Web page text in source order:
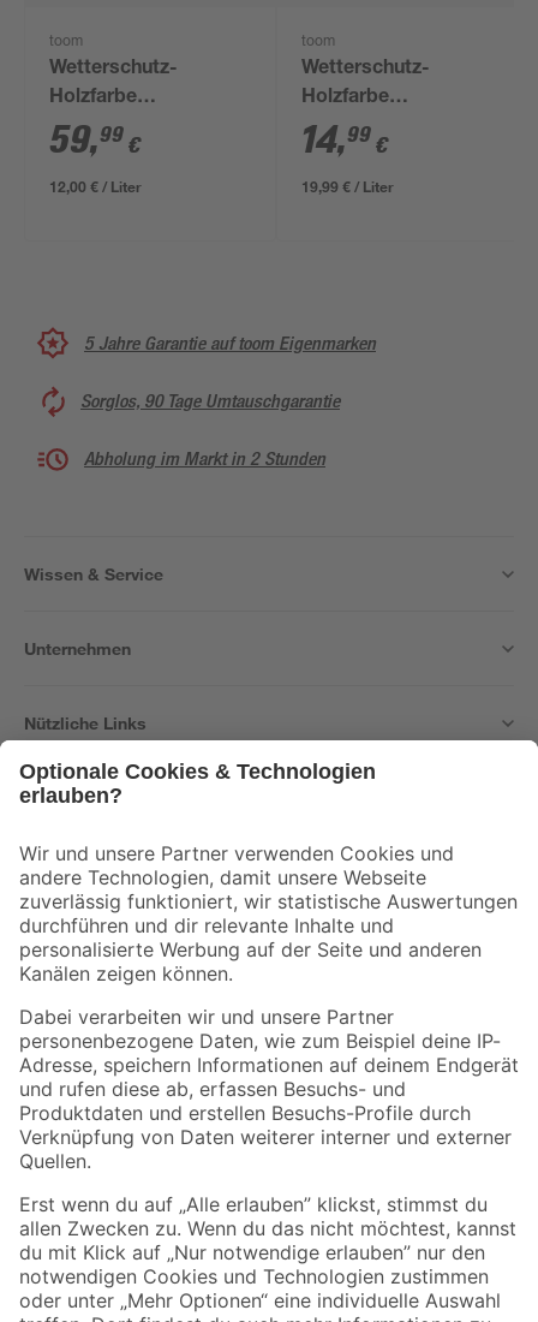
toom
Wetterschutz-
Holzfarbe
'Schwedenrot' rot 5 l
59,99 €
12,00 € / Liter
toom
Wetterschutz-
Holzfarbe
'Schwedenrot' rot 750
ml
14,99 €
19,99 € / Liter
5 Jahre Garantie auf toom Eigenmarken
Sorglos, 90 Tage Umtauschgarantie
Abholung im Markt in 2 Stunden
Wissen & Service
Unternehmen
Nützliche Links
Der toom Newsletter: Keine Angebote und Aktionen mehr verpassen!
Zur Newsletter Anmeldung
Folge uns
Zahlungsarten Versandarten
Sicher einkaufen
Jetzt die toom-App herunterladen